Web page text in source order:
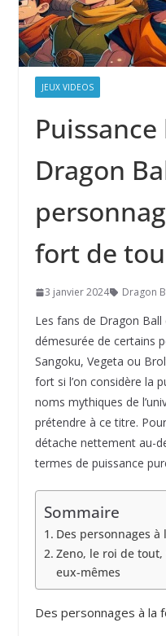
JEUX VIDEOS
Dragon
fort de
3 janvier 2024 Dragon
Les fans de Dragon
démesurée de certains
Sangoku, Vegeta ou
fort si l’on considère la
noms mythiques de
prétendre à ce titre.
détache nettement au-
termes de puissance
Sommaire
Des personnages à
Zeno, le roi de
eux-mêmes
Des personnages à la